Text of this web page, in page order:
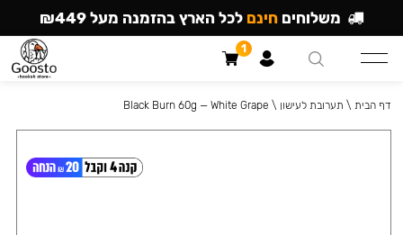
דף הבית \ תערובת לעישון \
Black Burn 60g — White Grape
משלוחים חינם לכל הארץ בהזמנה מעל ₪449
1